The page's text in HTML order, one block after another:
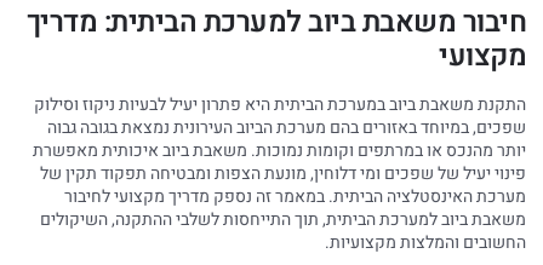
חיבור משאבת ביוב למערכת הביתית: מדריך
מקצועי
התקנת משאבת ביוב במערכת הביתית היא פתרון יעיל לבעיות ניקוז וסילוק
שפכים, במיוחד באזורים בהם מערכת הביוב העירונית נמצאת בגובה גבוה
יותר מהנכס או במרתפים וקומות נמוכות. משאבת ביוב איכותית מאפשרת
פינוי יעיל של שפכים ומי דלוחין, מונעת הצפות ומבטיחה תפקוד תקין של
מערכת האינסטלציה הביתית. במאמר זה נספק מדריך מקצועי לחיבור
משאבת ביוב למערכת הביתית, תוך התייחסות לשלבי ההתקנה, השיקולים
החשובים והמלצות מקצועיות.